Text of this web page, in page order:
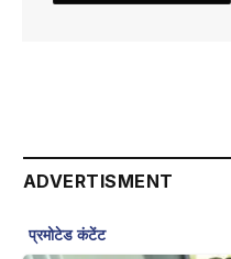
ADVERTISMENT